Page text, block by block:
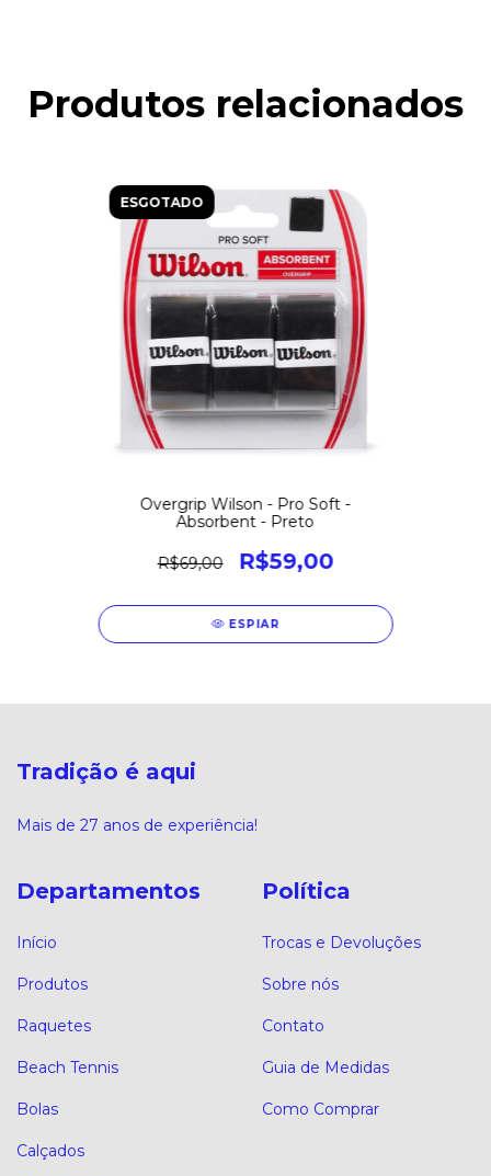
Produtos relacionados
ESGOTADO
Overgrip Wilson - Pro Soft -
Absorbent - Preto
R$69,00 R$59,00
ESPIAR
Tradição é aqui
Mais de 27 anos de experiência!
Departamentos
Início
Produtos
Raquetes
Beach Tennis
Bolas
Calçados
Política
Trocas e Devoluções
Sobre nós
Contato
Guia de Medidas
Como Comprar